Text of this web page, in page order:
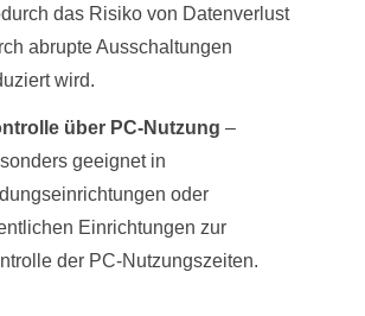
das Risiko von Datenverlust
abrupte Ausschaltungen
wird.
über PC-Nutzung –
geeignet in
oder
Einrichtungen zur
der PC-Nutzungszeiten.